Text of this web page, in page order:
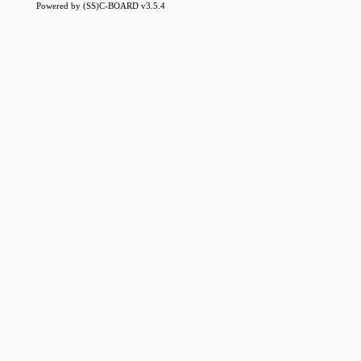
Powered by (SS)C-BOARD v3.5.4